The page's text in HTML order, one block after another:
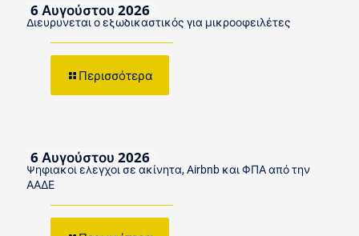
6 Αυγούστου 2026
Διευρύνεται ο εξωδικαστικός για μικροοφειλέτες
Περισσότερα
6 Αυγούστου 2026
Ψηφιακοί έλεγχοι σε ακίνητα, Airbnb και ΦΠΑ από την
ΑΑΔΕ